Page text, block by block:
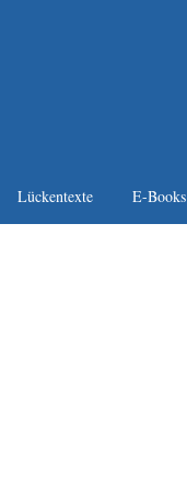
Lückentexte E-Books